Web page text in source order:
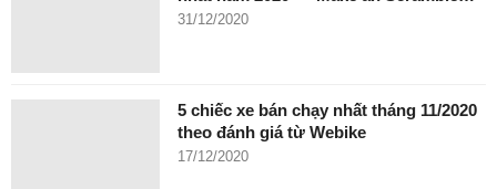
31/12/2020
5 chiếc xe bán chạy nhất tháng 11/2020
theo đánh giá từ Webike
17/12/2020